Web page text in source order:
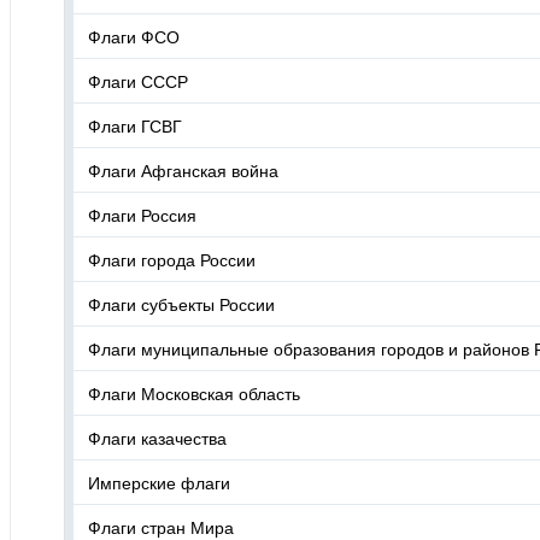
Флаги ФСО
Флаги СССР
Флаги ГСВГ
Флаги Афганская война
Флаги Россия
Флаги города России
Флаги субъекты России
Флаги муниципальные образования городов и районов
Флаги Московская область
Флаги казачества
Имперские флаги
Флаги стран Мира